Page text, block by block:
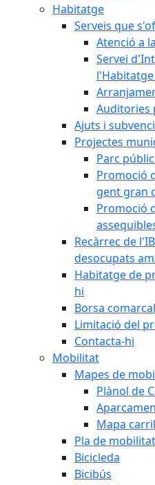
Habitatge
Serveis que
Atenció a
Servei
l'Habitatge
Auditories
Ajuts i
Projectes
Parc
Promoció
gent gran
Promoció
Recàrrec de
desocupats
Habitatge de
hi
Borsa
Limitació del
Contacta-hi
Mobilitat
Mapes de
Plànol de
Mapa
Pla de
Bicicleda
Bicibús